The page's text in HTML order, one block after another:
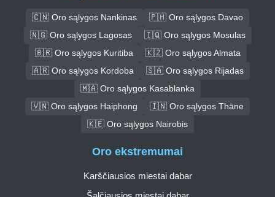
🇨🇳 Oro sąlygos Nankinas
🇵🇭 Oro sąlygos Davao
🇳🇬 Oro sąlygos Lagosas
🇮🇶 Oro sąlygos Mosulas
🇧🇷 Oro sąlygos Kuritiba
🇰🇿 Oro sąlygos Almata
🇦🇷 Oro sąlygos Kordoba
🇸🇦 Oro sąlygos Rijadas
🇲🇦 Oro sąlygos Kasablanka
🇻🇳 Oro sąlygos Haiphong
🇮🇳 Oro sąlygos Thāne
🇰🇪 Oro sąlygos Nairobis
Oro ekstremumai
Karščiausios miestai dabar